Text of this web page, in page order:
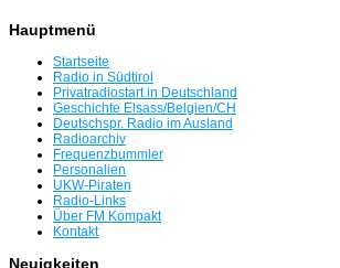
Hauptmenü
Startseite
Radio in Südtirol
Privatradiostart in Deutschland
Geschichte Elsass/Belgien/CH
Deutschspr. Radio im Ausland
Radioarchiv
Frequenzbummler
Personalien
UKW-Piraten
Radio-Links
Über FM Kompakt
Kontakt
Neuigkeiten